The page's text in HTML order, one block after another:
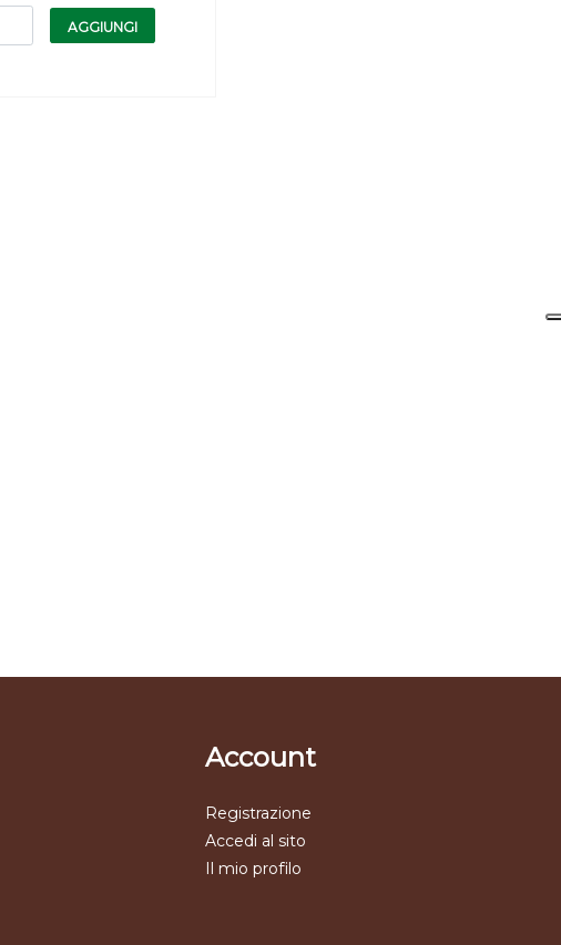
Quantità
AGGIUNGI
Account
Registrazione
Accedi al sito
Il mio profilo